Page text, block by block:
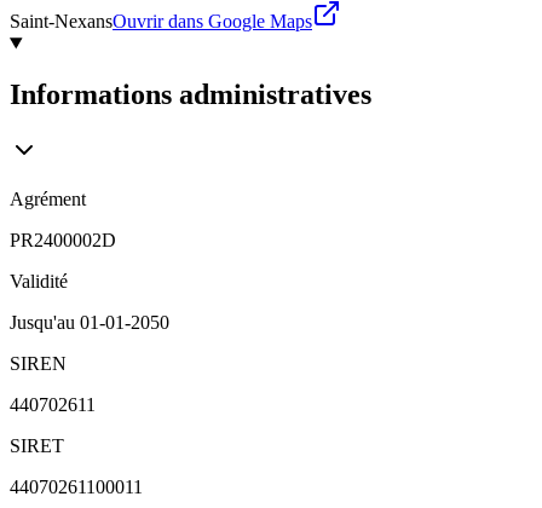
Saint-NexansOuvrir dans Google Maps
Informations administratives
Agrément
PR2400002D
Validité
Jusqu'au 01-01-2050
SIREN
440702611
SIRET
44070261100011